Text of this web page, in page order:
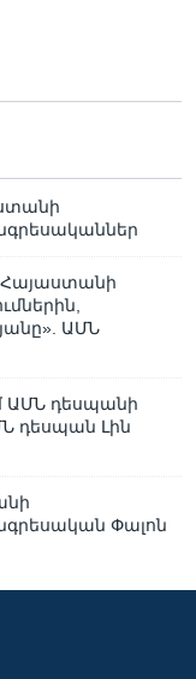
Հայաստանի
ԱՄՆ
ԱՄՆ դեսպանի
դեսպան Լին
Փալոն